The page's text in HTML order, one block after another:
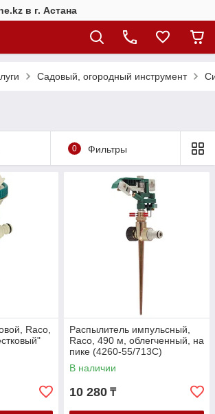
в г. Астана
Садовый, огородный инструмент
0 Фильтры
Raco,
Распылитель импульсный,
Raco, 490 м, облегченный, на
пике (4260-55/713C)
В наличии
10 280 ₸